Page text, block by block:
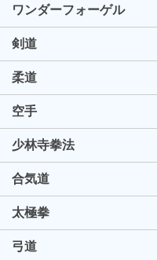
ワンダーフォーゲル
剣道
柔道
空手
少林寺拳法
合気道
太極拳
弓道